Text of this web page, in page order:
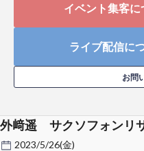
イベント集客
ライブ配信に
お問
外﨑遥 サクソフォンリ
2023/5/26(金)